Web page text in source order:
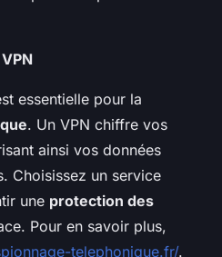
essentielle pour la
. Un VPN chiffre vos
ainsi vos données
Choisissez un service
une protection des
Pour en savoir plus,
telephonique.fr/.